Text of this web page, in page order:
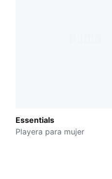
Essentials
Playera para mujer